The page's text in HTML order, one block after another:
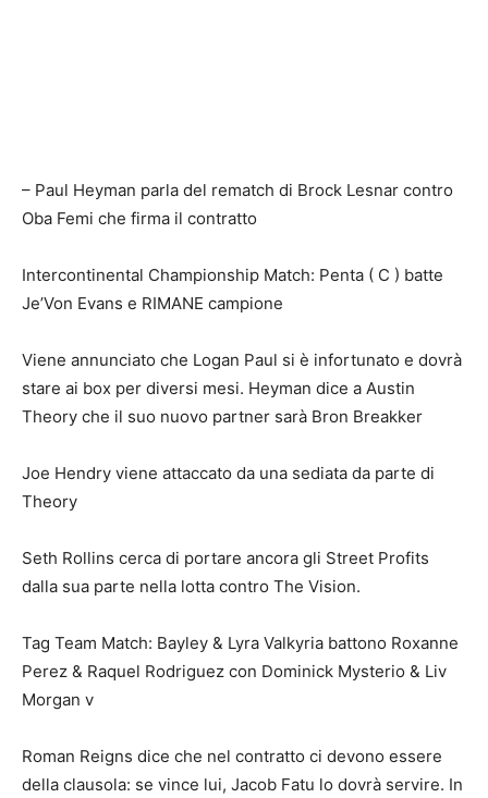
– Paul Heyman parla del rematch di Brock Lesnar contro
Oba Femi che firma il contratto
Intercontinental Championship Match: Penta ( C ) batte
Je’Von Evans e RIMANE campione
Viene annunciato che Logan Paul si è infortunato e dovrà
stare ai box per diversi mesi. Heyman dice a Austin
Theory che il suo nuovo partner sarà Bron Breakker
Joe Hendry viene attaccato da una sediata da parte di
Theory
Seth Rollins cerca di portare ancora gli Street Profits
dalla sua parte nella lotta contro The Vision.
Tag Team Match: Bayley & Lyra Valkyria battono Roxanne
Perez & Raquel Rodriguez con Dominick Mysterio & Liv
Morgan v
Roman Reigns dice che nel contratto ci devono essere
della clausola: se vince lui, Jacob Fatu lo dovrà servire. In